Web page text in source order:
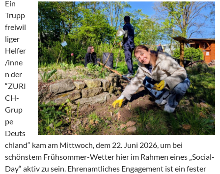
Ein
Trupp
freiwil
liger
Helfer
/inne
n der
“ZURI
CH-
Grup
pe
Deuts
chland“ kam am Mittwoch, dem 22. Juni 2026, um bei
schönstem Frühsommer-Wetter hier im Rahmen eines „Social-
Day“ aktiv zu sein. Ehrenamtliches Engagement ist ein fester